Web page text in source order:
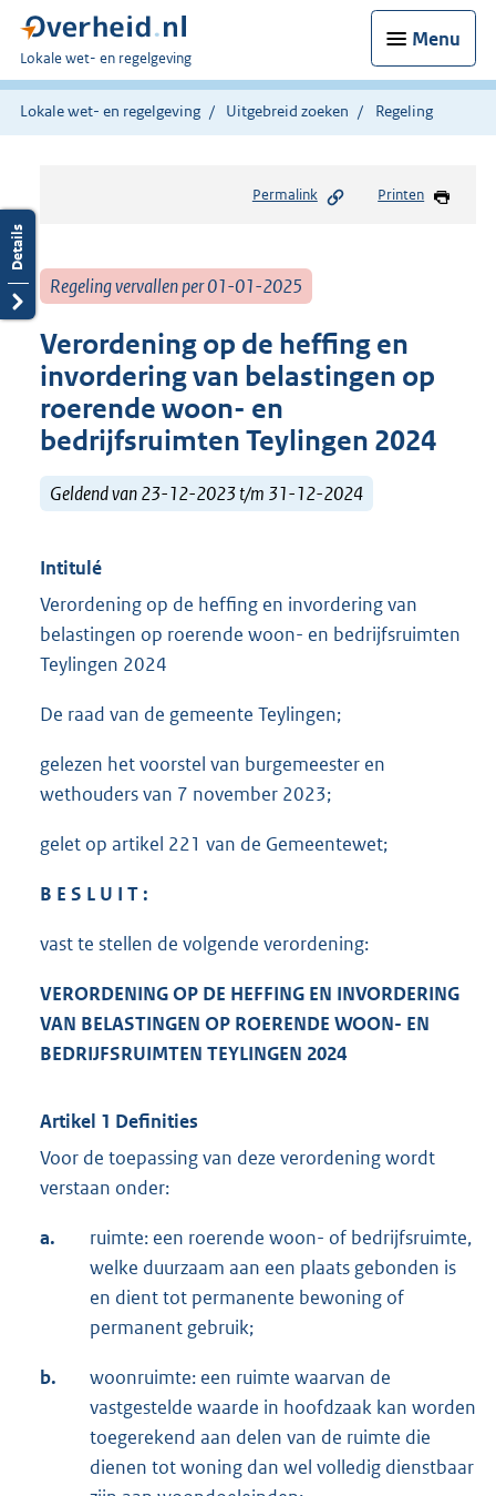
Menu
U
bent
hier:
Lokale wet- en regelgeving
Lokale wet- en regelgeving Uitgebreid zoeken Regeling
Permalink Printen
Regeling vervallen per 01-01-2025
Verordening op de heffing en
invordering van belastingen op
roerende woon- en
bedrijfsruimten Teylingen 2024
Geldend van 23-12-2023 t/m 31-12-2024
Intitulé
Verordening op de heffing en invordering van
belastingen op roerende woon- en bedrijfsruimten
Teylingen 2024
De raad van de gemeente Teylingen;
gelezen het voorstel van burgemeester en
wethouders van 7 november 2023;
gelet op artikel 221 van de Gemeentewet;
B E S L U I T :
vast te stellen de volgende verordening:
VERORDENING OP DE HEFFING EN INVORDERING
VAN BELASTINGEN OP ROERENDE WOON- EN
BEDRIJFSRUIMTEN TEYLINGEN 2024
Artikel 1 Definities
Voor de toepassing van deze verordening wordt
verstaan onder:
a.
ruimte: een roerende woon- of bedrijfsruimte,
welke duurzaam aan een plaats gebonden is
en dient tot permanente bewoning of
permanent gebruik;
b.
woonruimte: een ruimte waarvan de
vastgestelde waarde in hoofdzaak kan worden
toegerekend aan delen van de ruimte die
dienen tot woning dan wel volledig dienstbaar